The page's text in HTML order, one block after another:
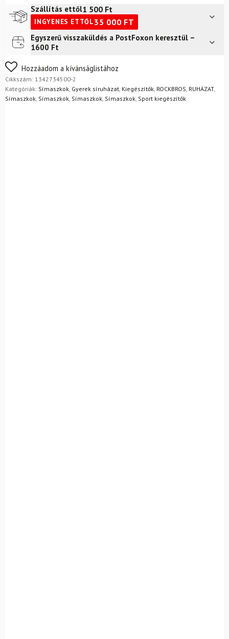
mennyiségSzállítás ettől1 500 Ft
INGYENES ETTŐL35 000 FT
Futár a címre2 400
FoxPost
Egyszerű visszaküldés a PostFoxon keresztül –
1600 Ft
Nem biztos a választásában? Semmi gond – a terméket
egyszerűen visszaküldheti 14 napon belül, indoklás nélkül.
Mik a visszaküldés feltételei?
Hozzáadom a kívánságlistához
Cikkszám: 1342734500-2
Kategóriák: Símaszkok Gyerek síruházat Kiegészítők ROCKBROS RUHÁZAT,
Símaszkok Símaszkok Símaszkok Símaszkok Sport kiegészítők